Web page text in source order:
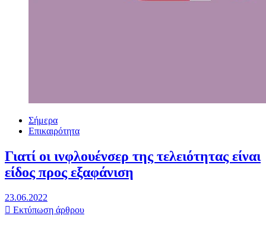
Σήμερα
Επικαιρότητα
Γιατί οι ινφλουένσερ της τελειότητας είναι
είδος προς εξαφάνιση
23.06.2022
Εκτύπωση άρθρου